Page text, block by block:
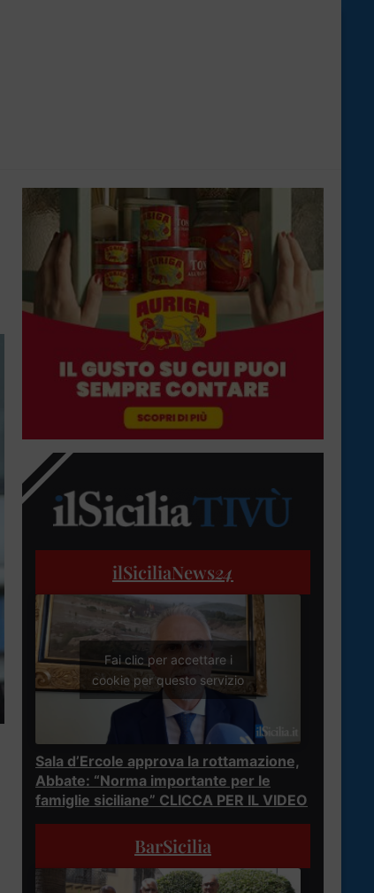
ilSiciliaNews24
Fai clic per accettare i
cookie per questo servizio
Sala d’Ercole approva la rottamazione,
Abbate: “Norma importante per le
famiglie siciliane” CLICCA PER IL VIDEO
BarSicilia